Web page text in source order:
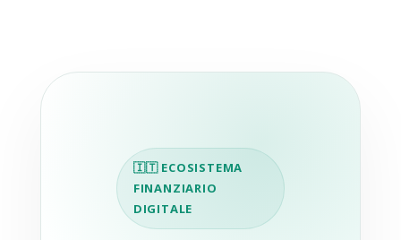
🇮🇹 ECOSISTEMA
FINANZIARIO
DIGITALE